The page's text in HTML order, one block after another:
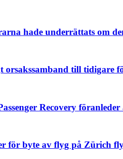
hade underrättats om
orsakssamband till tidigare
Recovery
för byte av flyg på Zürich